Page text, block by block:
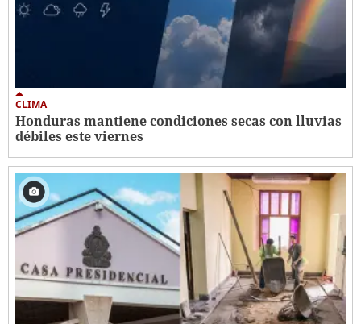
CLIMA
Honduras mantiene condiciones secas con lluvias
débiles este viernes